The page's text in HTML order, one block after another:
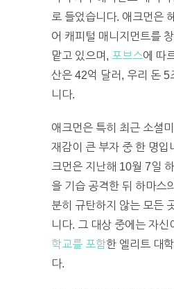
로 들었습니다. 애크먼은
어 캐피털 매니지먼트를
맡고 있으며, 포브스에 따
산은 42억 달러, 우리 돈 5
니다.
애크먼은 특히 최근 소셜
재감이 큰 부자 중 한 명입
크먼은 지난해 10월 7일
을 기습 공격한 뒤 하마스
분히 규탄하지 않는 모든
니다. 그 대상 중에는 자신
학교를 포함한 엘리트 대
다.